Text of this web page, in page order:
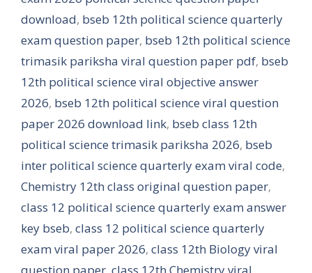
download, bseb 12th political science quarterly
exam question paper, bseb 12th political science
trimasik pariksha viral question paper pdf, bseb
12th political science viral objective answer
2026, bseb 12th political science viral question
paper 2026 download link, bseb class 12th
political science trimasik pariksha 2026, bseb
inter political science quarterly exam viral code,
Chemistry 12th class original question paper,
class 12 political science quarterly exam answer
key bseb, class 12 political science quarterly
exam viral paper 2026, class 12th Biology viral